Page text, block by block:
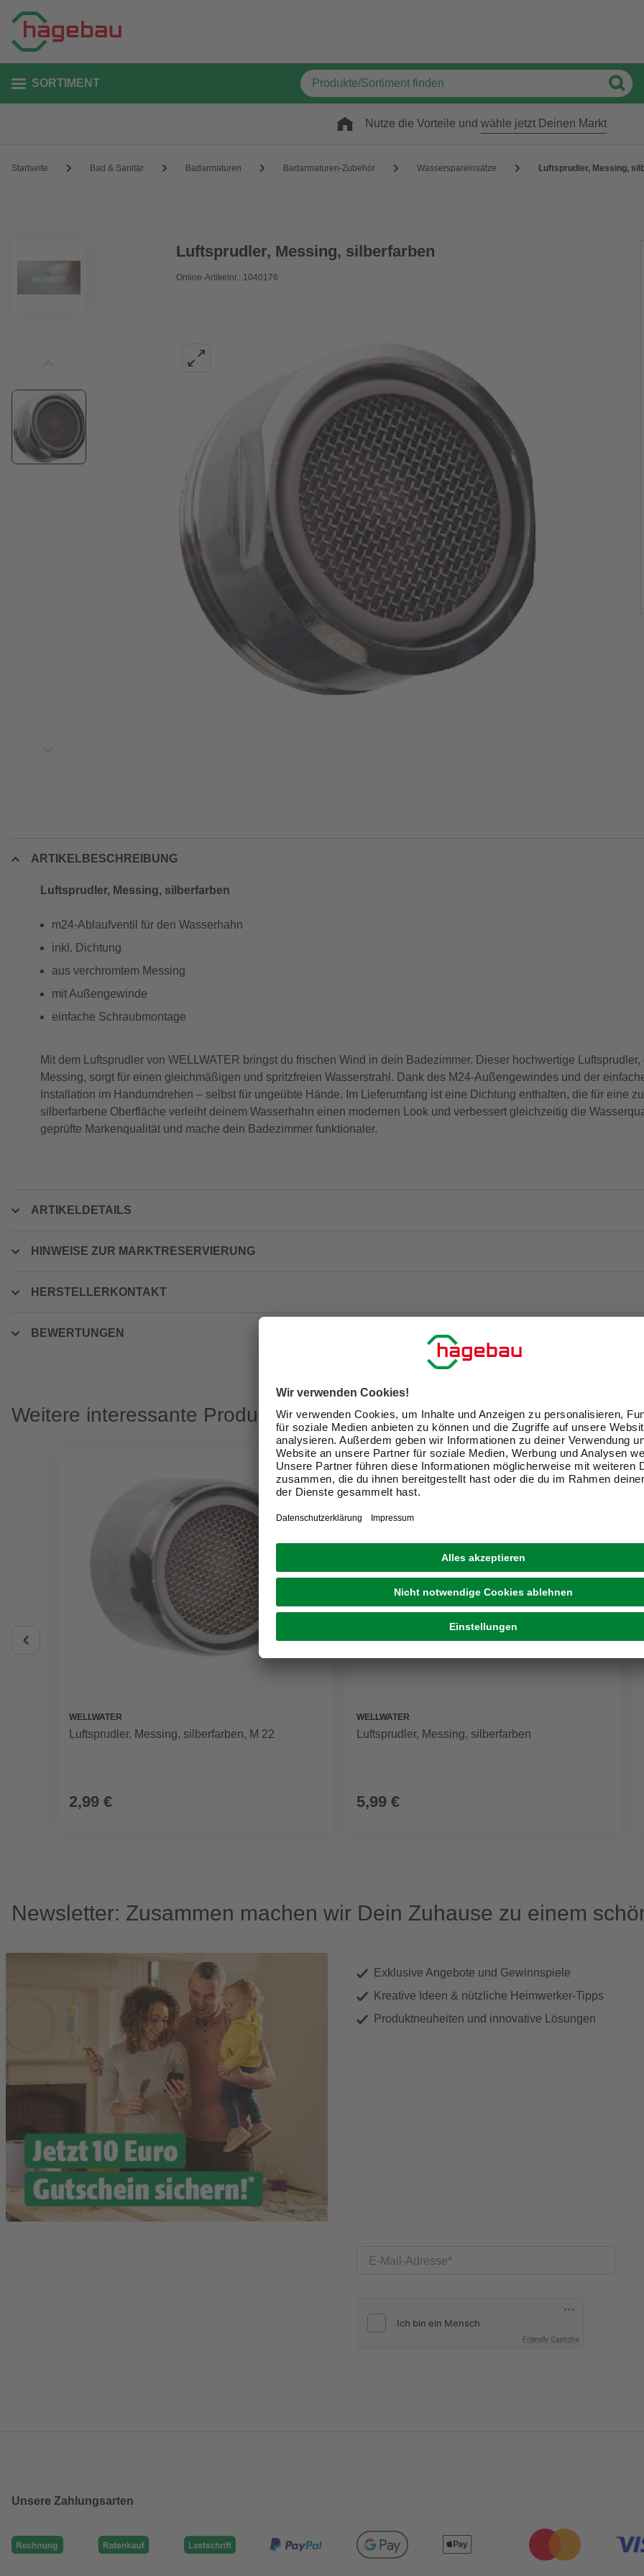
SORTIMENT
Nutze die Vorteile und wähle jetzt Deinen Markt
Startseite Bad & Sanitär Badarmaturen Badarmaturen-Zubehör Wasserspareinsätze Luftsprudler, Messing,
Luftsprudler, Messing, silberfarben
Online-Artikelnr.: 1040176
ARTIKELBESCHREIBUNG
Luftsprudler, Messing, silberfarben
m24-Ablaufventil für den Wasserhahn
inkl. Dichtung
aus verchromtem Messing
mit Außengewinde
einfache Schraubmontage
Mit dem Luftsprudler von WELLWATER bringst du frischen Wind in dein Badezimmer. Dieser hochwertige
Messing, sorgt für einen gleichmäßigen und spritzfreien Wasserstrahl. Dank des M24-Außengewindes und der
Installation im Handumdrehen – selbst für ungeübte Hände. Im Lieferumfang ist eine Dichtung enthalten, die für eine
silberfarbene Oberfläche verleiht deinem Wasserhahn einen modernen Look und verbessert gleichzeitig die
geprüfte Markenqualität und mache dein Badezimmer funktionaler.
ARTIKELDETAILS
HINWEISE ZUR MARKTRESERVIERUNG
HERSTELLERKONTAKT
BEWERTUNGEN
Weitere interessante Produkte
WELLWATER
Luftsprudler, Messing, silberfarben, M 22
2,99 €
WELLWATER
Luftsprudler, Messing, silberfarben
5,99 €
Newsletter: Zusammen machen wir Dein Zuhause zu einem
Exklusive Angebote und Gewinnspiele
Kreative Ideen & nützliche Heimwerker-Tipps
Produktneuheiten und innovative Lösungen
E-Mail-Adresse
Friendly Captcha
Unsere Zahlungsarten